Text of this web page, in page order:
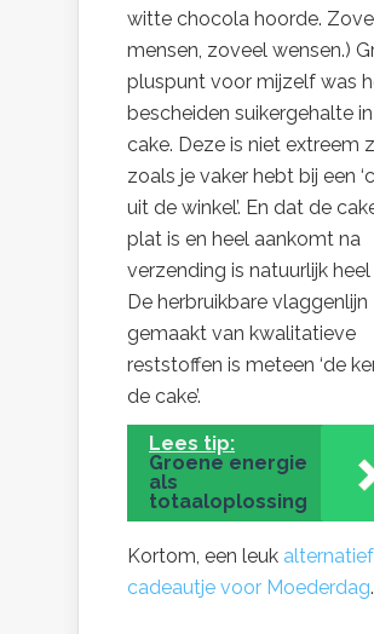
witte chocola hoorde.
mensen, zoveel wensen.)
pluspunt voor mijzelf was
bescheiden suikergehalte
cake. Deze is niet extreem
zoals je vaker hebt bij een
uit de winkel’. En dat de
plat is en heel aankomt na
verzending is natuurlijk heel
De herbruikbare vlaggenlijn
gemaakt van kwalitatieve
reststoffen is meteen ‘de
de cake’.
Lees tip:
Groene energie
als
totaaloplossing
Kortom, een leuk alternatief
cadeautje voor Moederdag.